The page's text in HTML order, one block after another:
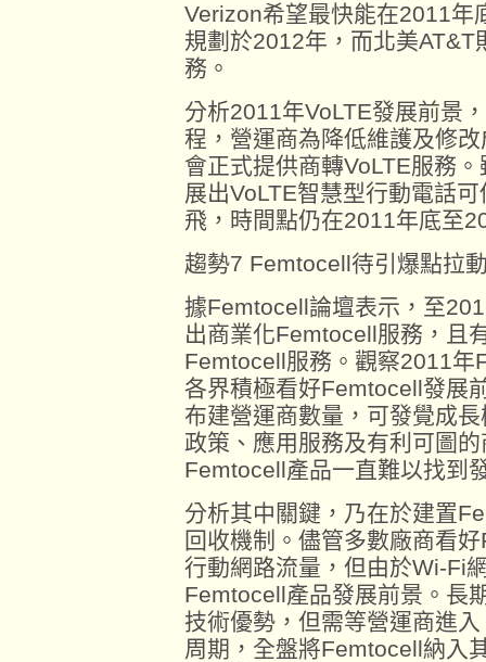
Verizon希望最快能在2011年
規劃於2012年，而北美
務。
分析2011年VoLTE發展前景
程，營運商為降低維護及修
會正式提供商轉VoLTE服務
展出VoLTE智慧型行動電話
飛，時間點仍在2011年底至
趨勢7 Femtocell待引爆點拉
據Femtocell論壇表示，至
出商業化Femtocell服務，且
Femtocell服務。觀察2011
各界積極看好Femtocell發展
布建營運商數量，可發覺成
政策、應用服務及有利可圖
Femtocell產品一直難以找到
分析其中關鍵，乃在於建置
回收機制。儘管多數廠商看
行動網路流量，但由於Wi-Fi
Femtocell產品發展前景。長
技術優勢，但需等營運商進
周期，全盤將Femtocell納入